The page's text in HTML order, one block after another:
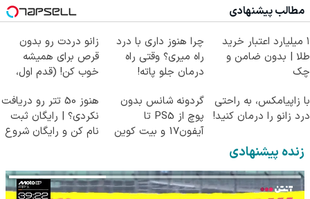
کن)
مطالب پیشنهادی
۱ میلیارد اعتبار خرید
طلا | بدون ضامن و
چک
چرا هنوز داری با درد
راه میری؟ وقتی راه
درمان جلو پاته!
زانو دردت رو بدون
قرص برای همیشه
خوب کن! (قدم اول،
با زاپیامکس، به راحتی
درد زانو را درمان کنید!
گردونه شانس بدون
پوچ از PS5 تا
آیفون17 و بیت کوین
هنوز 50 تتر رو دریافت
نکردی؟ | رایگان ثبت
نام کن و رایگان شروع
زنده پیشنهادی